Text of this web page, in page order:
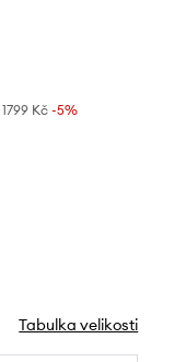
1799 Kč -5%
Tabulka velikosti